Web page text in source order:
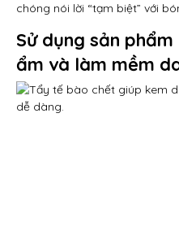
chóng nói lời “tạm biệt” với
Sử dụng sản
ẩm và làm mềm